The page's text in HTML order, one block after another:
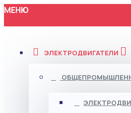
МЕНЮ
ЭЛЕКТРОДВИГАТЕЛИ